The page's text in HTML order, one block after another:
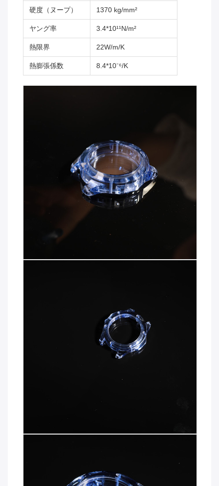
硬度（ヌープ） 1370 kg/mm²
ヤング率 3.4*10¹¹N/m²
熱限界 22W/m/K
熱膨張係数 8.4*10⁻⁶/K